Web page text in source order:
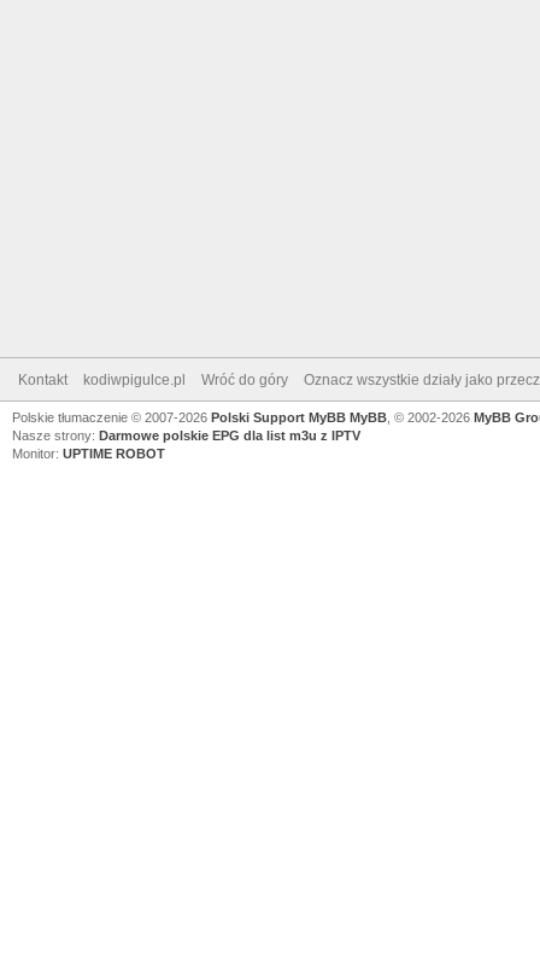
Kontakt kodiwpigulce.pl Wróć do góry Oznacz wszystkie działy jako
Polskie tłumaczenie © 2007-2026 Polski Support MyBB MyBB , © 2002-2026 MyBB
Nasze strony: Darmowe polskie EPG dla list m3u z IPTV
Monitor: UPTIME ROBOT